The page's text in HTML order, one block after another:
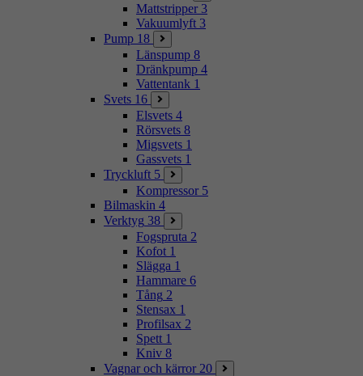
Mattstripper 3
Vakuumlyft 3
Pump 18
Länspump 8
Dränkpump 4
Vattentank 1
Svets 16
Elsvets 4
Rörsvets 8
Migsvets 1
Gassvets 1
Tryckluft 5
Kompressor 5
Bilmaskin 4
Verktyg 38
Fogspruta 2
Kofot 1
Slägga 1
Hammare 6
Tång 2
Stensax 1
Profilsax 2
Spett 1
Kniv 8
Vagnar och kärror 20